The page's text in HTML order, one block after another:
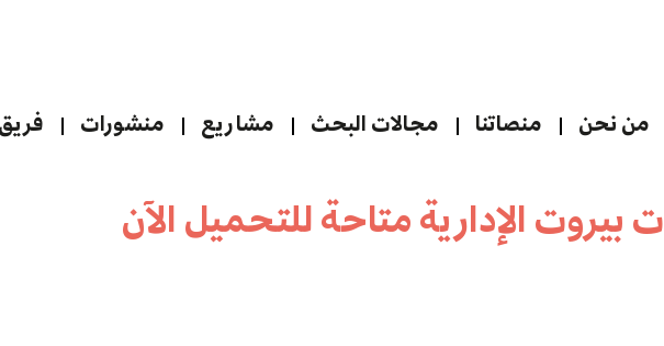
من نحن منصاتنا مجالات البحث مشاريع منشورات
بيروت الإدارية متاحة للتحميل الآن